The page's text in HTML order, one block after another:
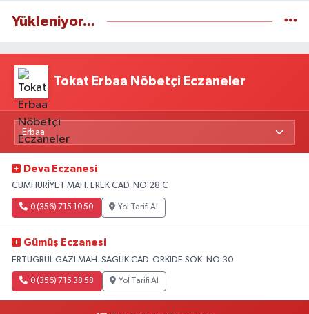
Yükleniyor...
Tokat Erbaa Nöbetçi Eczaneler
Deva Eczanesi
CUMHURİYET MAH. EREK CAD. NO:28 C
0 (356) 715 10 50 Yol Tarifi Al
Gümüş Eczanesi
ERTUĞRUL GAZİ MAH. SAĞLIK CAD. ORKİDE SOK. NO:30
0 (356) 715 38 58 Yol Tarifi Al